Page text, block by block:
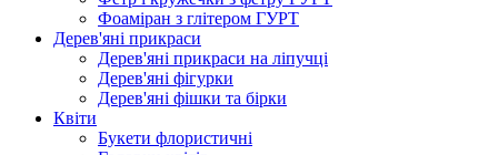
Фоаміран з глітером ГУРТ
Дерев'яні прикраси
Дерев'яні прикраси на ліпучці
Дерев'яні фігурки
Дерев'яні фішки та бірки
Квіти
Букети флористичні